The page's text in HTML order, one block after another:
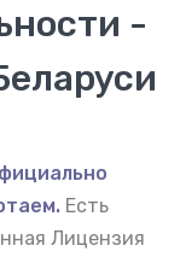
-
Есть
Лицензия